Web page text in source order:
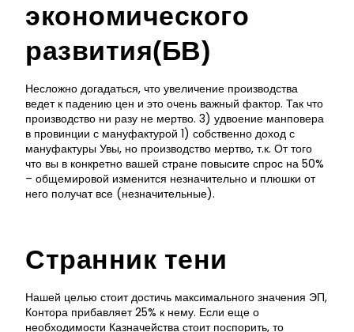
экономического
развития(БВ)
Несложно догадаться, что увеличение производства
ведет к падению цен и это очень важный фактор. Так что
производство ни разу не мертво. 3) удвоение манповера
в провинции с мануфактурой 1) собственно доход с
мануфактуры Увы, но производство мертво, т.к. От того
что вы в конкретно вашей стране повысите спрос на 50%
– общемировой изменится незначительно и плюшки от
него получат все (незначительные).
Странник тени
Нашей целью стоит достичь максимального значения ЭП,
Контора прибавляет 25% к нему. Если еще о
необходимости Казначейства стоит поспорить, то